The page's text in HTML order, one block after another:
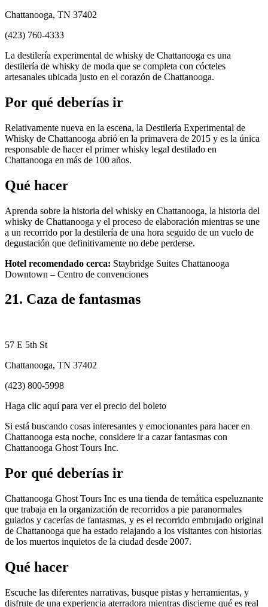
Chattanooga, TN 37402
(423) 760-4333
La destilería experimental de whisky de Chattanooga es una
destilería de whisky de moda que se completa con cócteles
artesanales ubicada justo en el corazón de Chattanooga.
Por qué deberías ir
Relativamente nueva en la escena, la Destilería Experimental de
Whisky de Chattanooga abrió en la primavera de 2015 y es la única
responsable de hacer el primer whisky legal destilado en
Chattanooga en más de 100 años.
Qué hacer
Aprenda sobre la historia del whisky en Chattanooga, la historia del
whisky de Chattanooga y el proceso de elaboración mientras se une
a un recorrido por la destilería de una hora seguido de un vuelo de
degustación que definitivamente no debe perderse.
Hotel recomendado cerca: Staybridge Suites Chattanooga
Downtown – Centro de convenciones
21. Caza de fantasmas
57 E 5th St
Chattanooga, TN 37402
(423) 800-5998
Haga clic aquí para ver el precio del boleto
Si está buscando cosas interesantes y emocionantes para hacer en
Chattanooga esta noche, considere ir a cazar fantasmas con
Chattanooga Ghost Tours Inc.
Por qué deberías ir
Chattanooga Ghost Tours Inc es una tienda de temática espeluznante
que trabaja en la organización de recorridos a pie paranormales
guiados y cacerías de fantasmas, y es el recorrido embrujado original
de Chattanooga que ha estado relajando a los visitantes con historias
de los muertos inquietos de la ciudad desde 2007.
Qué hacer
Escuche las diferentes narrativas, busque pistas y herramientas, y
disfrute de una experiencia aterradora mientras discierne qué es real